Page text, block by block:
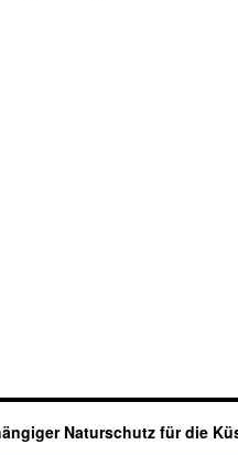
Naturschutz für die